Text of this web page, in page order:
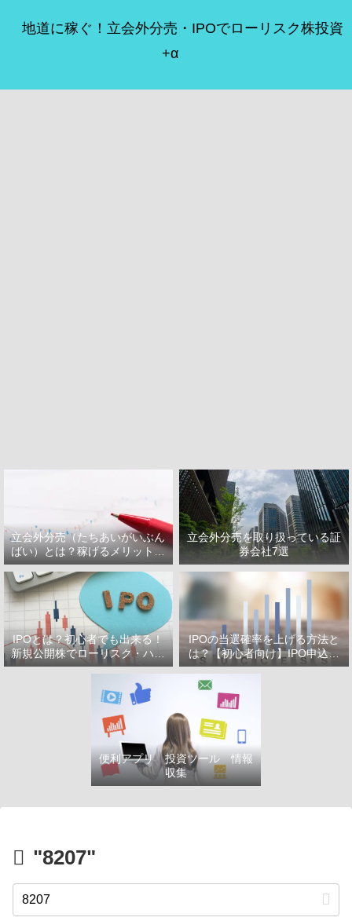
地道に稼ぐ！立会外分売・IPOでローリスク株投資
+α
立会外分売（たちあいがいぶん
ばい）とは？稼げるメリット・
デメリット
立会外分売を取り扱っている証
券会社7選
IPOとは？初心者でも出来る！
新規公開株でローリスク・ハイ
リターン投資をはじめよう！
IPOの当選確率を上げる方法と
は？【初心者向け】IPO申込で
選ぶべき証券会社
便利アプリ 投資ツール 情報
収集
"8207"